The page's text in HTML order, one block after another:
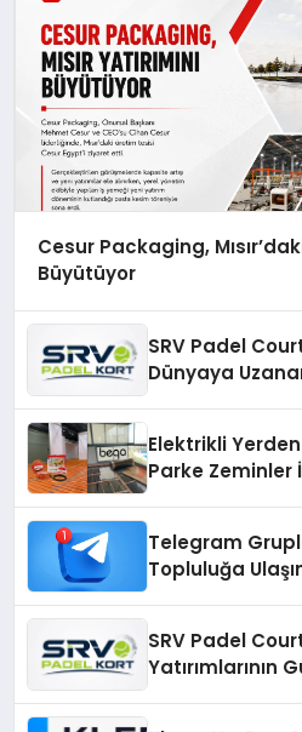
Cesur Packaging,
Büyütüyor
SRV Padel
Dünyaya
Elektrikli
Parke Zeminler
Telegram
Topluluğa
SRV Padel
Yatırımlarının